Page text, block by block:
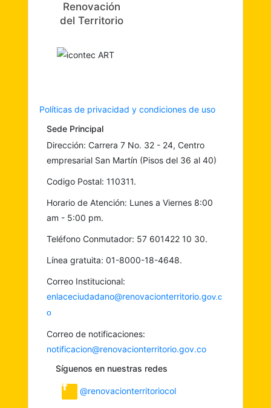
Renovación
del Territorio
Sede Principal
Dirección: Carrera 7 No. 32 - 24, Centro
empresarial San Martín (Pisos del 36 al 40)
Codigo Postal: 110311.
Horario de Atención: Lunes a Viernes 8:00
am - 5:00 pm.
Teléfono Conmutador: 57 601422 10 30.
Línea gratuita: 01-8000-18-4648.
Correo Institucional:
enlaceciudadano@renovacionterritorio.gov.c
o
Correo de notificaciones:
notificacion@renovacionterritorio.gov.co
Síguenos en nuestras redes
@renovacionterritoriocol
Políticas de privacidad y condiciones de uso